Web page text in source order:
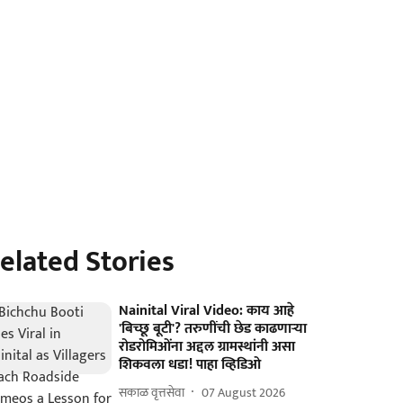
Stories
Nainital Viral Video: काय आहे
'बिच्छू बूटी'? तरुणींची छेड काढणाऱ्या
रोडरोमिओंना अद्दल ग्रामस्थांनी असा
शिकवला धडा! पाहा व्हिडिओ
सकाळ वृत्तसेवा 07 August 2026